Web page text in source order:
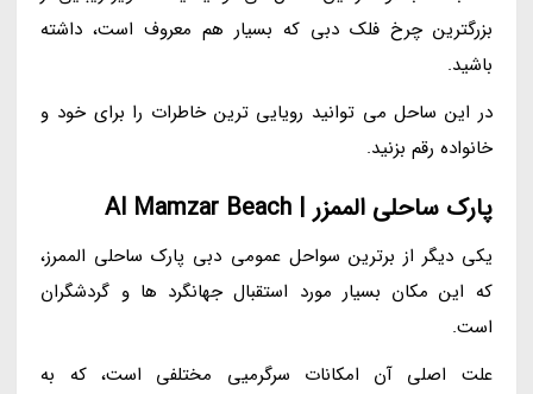
بزرگترین چرخ فلک دبی که بسیار هم معروف است، داشته
باشید.
در این ساحل می توانید رویایی ترین خاطرات را برای خود و
خانواده رقم بزنید.
پارک ساحلی الممزر | Al Mamzar Beach
یکی دیگر از برترین سواحل عمومی دبی پارک ساحلی الممرز،
که این مکان بسیار مورد استقبال جهانگرد ها و گردشگران
است.
علت اصلی آن امکانات سرگرمیی مختلفی است، که به